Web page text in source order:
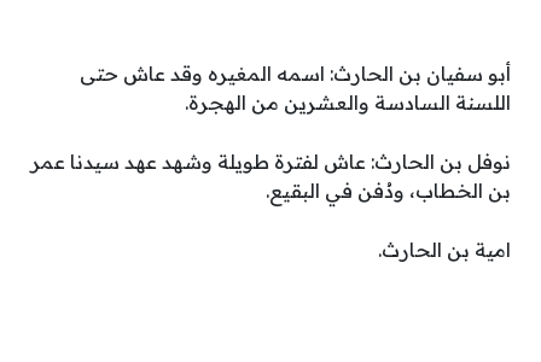
أبو سفيان بن الحارث: اسمه المغيره وقد عاش حتى
اللسنة السادسة والعشرين من الهجرة.
نوفل بن الحارث: عاش لفترة طويلة وشهد عهد سيدنا عمر
بن الخطاب، ودُفن في البقيع.
امية بن الحارث.